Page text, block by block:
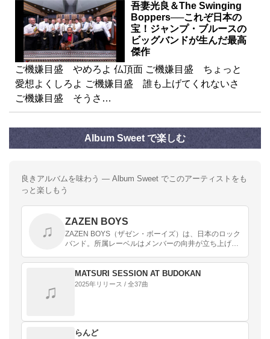
吾妻光良＆The Swinging
Boppers──これぞ日本の
宝！ジャンプ・ブルースの
ビッグバンドが生んだ最高
傑作
ご機嫌目盛 やめろよ 仏頂面 ご機嫌目盛 ちょっと
愛想よくしろよ ご機嫌目盛 誰も上げてくれないさ
ご機嫌目盛 そうさ…
Album Sweet で楽しむ
良きアルバムを味わう — Album Sweet でこのアーティストをも
っと楽しもう
♫
ZAZEN BOYS
ZAZEN BOYS（ザゼン・ボーイズ）は、日本のロック
バンド。所属レーベルはメンバーの向井が立ち上げた
♫
MATSURI SESSION AT BUDOKAN
2025年リリース / 全37曲
らんど